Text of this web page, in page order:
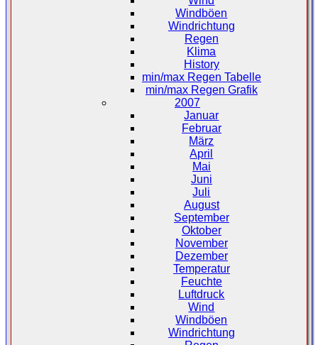
Windböen
Windrichtung
Regen
Klima
History
min/max Regen Tabelle
min/max Regen Grafik
2007
Januar
Februar
März
April
Mai
Juni
Juli
August
September
Oktober
November
Dezember
Temperatur
Feuchte
Luftdruck
Wind
Windböen
Windrichtung